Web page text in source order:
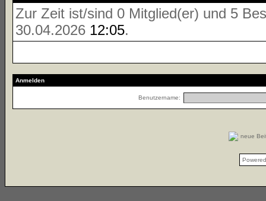
Zur Zeit ist/sind 0 Mitglied(er) und 5
30.04.2026 12:05.
Anmelden
Benutzername:
neue